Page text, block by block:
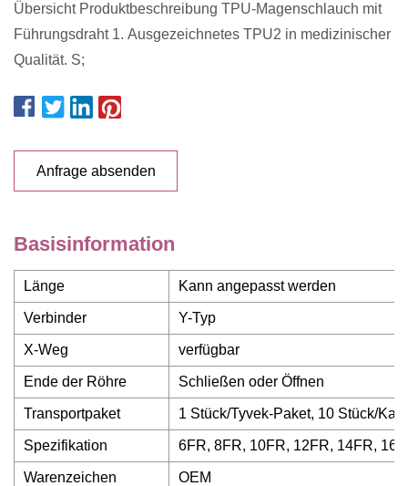
Übersicht Produktbeschreibung TPU-Magenschlauch mit
Führungsdraht 1. Ausgezeichnetes TPU2 in medizinischer
Qualität. S;
Anfrage absenden
Basisinformation
Länge Kann angepasst werden
Verbinder Y-Typ
X-Weg verfügbar
Ende der Röhre Schließen oder Öffnen
Transportpaket 1 Stück/Tyvek-Paket, 10 Stück/
Spezifikation 6FR, 8FR, 10FR, 12FR, 14FR,
Warenzeichen OEM